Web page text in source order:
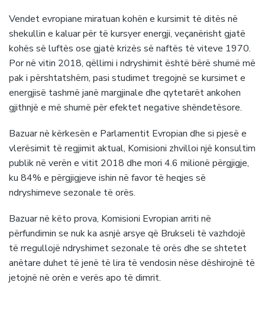
Vendet evropiane miratuan kohën e kursimit të ditës në
shekullin e kaluar për të kursyer energji, veçanërisht gjatë
kohës së luftës ose gjatë krizës së naftës të viteve 1970.
Por në vitin 2018, qëllimi i ndryshimit është bërë shumë më
pak i përshtatshëm, pasi studimet tregojnë se kursimet e
energjisë tashmë janë margjinale dhe qytetarët ankohen
gjithnjë e më shumë për efektet negative shëndetësore.
Bazuar në kërkesën e Parlamentit Evropian dhe si pjesë e
vlerësimit të regjimit aktual, Komisioni zhvilloi një konsultim
publik në verën e vitit 2018 dhe mori 4.6 milionë përgjigje,
ku 84% e përgjigjeve ishin në favor të heqjes së
ndryshimeve sezonale të orës.
Bazuar në këto prova, Komisioni Evropian arriti në
përfundimin se nuk ka asnjë arsye që Brukseli të vazhdojë
të rregullojë ndryshimet sezonale të orës dhe se shtetet
anëtare duhet të jenë të lira të vendosin nëse dëshirojnë të
jetojnë në orën e verës apo të dimrit.